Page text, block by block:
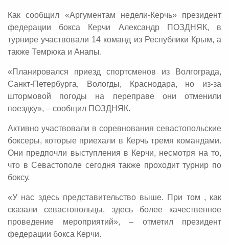
Как сообщил «Аргументам недели-Керчь» президент
федерации бокса Керчи Александр ПОЗДНЯК, в
турнире участвовали 14 команд из Республики Крым, а
также Темрюка и Анапы.
«Планировался приезд спортсменов из Волгограда,
Санкт-Петербурга, Вологды, Краснодара, но из-за
штормовой погоды на переправе они отменили
поездку», – сообщил ПОЗДНЯК.
Активно участвовали в соревнования севастопольские
боксеры, которые приехали в Керчь тремя командами.
Они предпочли выступления в Керчи, несмотря на то,
что в Севастополе сегодня также проходит турнир по
боксу.
«У нас здесь представительство выше. При том , как
сказали севастопольцы, здесь более качественное
проведение мероприятий», – отметил президент
федерации бокса Керчи.